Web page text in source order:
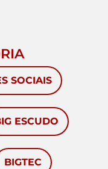
SOCIAIS
ESCUDO
BIGTEC